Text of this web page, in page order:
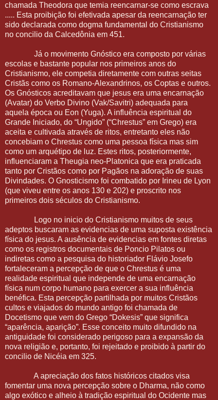
chamada Theodora que temia reencarnar-se como escrava
..... Esta proibição foi efetivada apesar da reencarnação ter
sido declarada como dogma fundamental do Cristianismo
no concilio da Calcedônia em 451.
Já o movimento Gnóstico era composto por várias
escolas e bastante popular nos primeiros anos do
Cristianismo, ele competia diretamente com outras seitas
Cristãs como os Romano-Alexandrinos, os Coptas e outros.
Os Gnósticos acreditavam que jesus era uma encarnação
(Avatar) do Verbo Divino (Vak/Savitri) adequada para
aquela época ou Eon (Yuga). A influência espiritual do
Grande Iniciado, do “Ungido” (“Chrestus” em Grego) era
aceita e cultivada através de ritos, entretanto eles não
concebiam o Chrestus como uma pessoa física mas sim
como um arquétipo de luz. Estes ritos, posteriormente,
influenciaram a Theugia neo-Platonica que era praticada
tanto por Cristãos como por Pagãos na adoração de suas
Divindades. O Gnosticismo foi combatido por Irineu de Lyon
(que viveu entre os anos 130 e 202) e proscrito nos
primeiros dois séculos do Cristianismo.
Logo no inicio do Cristianismo muitos de seus
adeptos buscaram as evidencias de uma suposta existência
física do jesus. A ausência de evidencias em fontes diretas
como os registros documentais de Poncio Pilatos ou
indiretas como a pesquisa do historiador Flávio Josefo
fortaleceram a percepção de que o Chrestus é uma
realidade espiritual que independe de uma encarnação
física num corpo humano para exercer a sua influência
benéfica. Esta percepção partilhada por muitos Cristãos
cultos e viajados do mundo antigo foi chamada de
Docetismo que vem do Grego “Dokesis” que significa
“aparência, aparição”. Esse conceito muito difundido na
antiguidade foi considerado perigoso para a expansão da
nova religião e, portanto, foi rejeitado e proibido à partir do
concilio de Nicéia em 325.
A apreciação dos fatos históricos citados visa
fomentar uma nova percepção sobre o Dharma, não como
algo exótico e alheio à tradição espiritual do Ocidente mas